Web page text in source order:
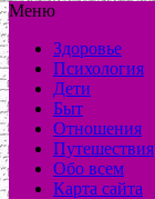
Меню
Здоровье
Психология
Дети
Быт
Отношения
Путешествия
Обо всем
Карта сайта